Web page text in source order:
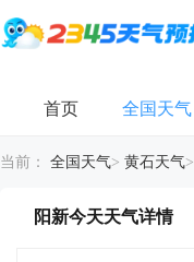
首页 全国天气
当前： 全国天气> 黄石天气>
阳新今天天气详情